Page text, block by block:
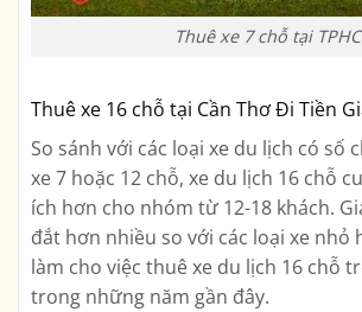
Thuê xe 7 chỗ tại
Thuê xe 16 chỗ tại Cần Thơ Đi Tiền
So sánh với các loại xe du lịch có số
xe 7 hoặc 12 chỗ, xe du lịch 16 chỗ
ích hơn cho nhóm từ 12-18 khách.
đắt hơn nhiều so với các loại xe nhỏ
làm cho việc thuê xe du lịch 16 chỗ
trong những năm gần đây.